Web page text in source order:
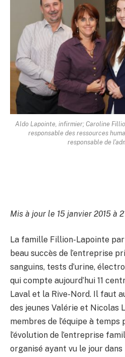
Aldo Lapointe, infirmier; Caroline
responsable des ressources
responsable de
Mis à jour le 15 janvier 2015 à
La famille Fillion-Lapointe
beau succès de l’entreprise
sanguins, tests d’urine,
qui compte aujourd’hui 11
Laval et la Rive-Nord. Il faut
des jeunes Valérie et Nicolas
membres de l’équipe à
l’évolution de l’entreprise
organisé ayant vu le jour